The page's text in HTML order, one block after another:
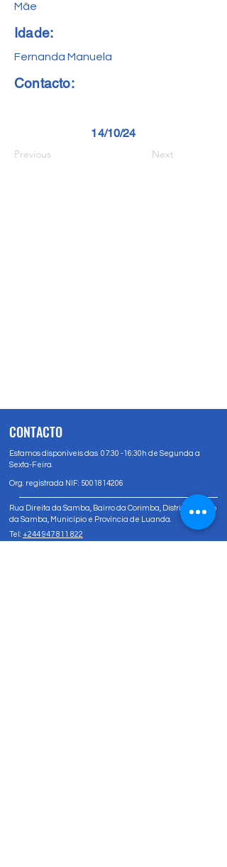
Mãe
Idade:
Fernanda Manuela
Contacto:
14/10/24
Previous Next
CONTACTO
Estamos disponíveis das 07:30 -16:30h de Segunda a
Sexta-Feira.
Org. registrada NIF: 5001814206
Rua Direita da Samba, Bairro da Corimba, Distrito Urbano
da Samba, Município e Província de Luanda.
Tel: +244 947 811 822